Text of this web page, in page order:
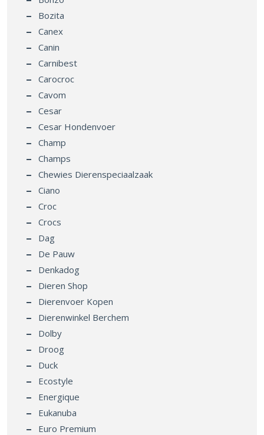
Bozita
Canex
Canin
Carnibest
Carocroc
Cavom
Cesar
Cesar Hondenvoer
Champ
Champs
Chewies Dierenspeciaalzaak
Ciano
Croc
Crocs
Dag
De Pauw
Denkadog
Dieren Shop
Dierenvoer Kopen
Dierenwinkel Berchem
Dolby
Droog
Duck
Ecostyle
Energique
Eukanuba
Euro Premium